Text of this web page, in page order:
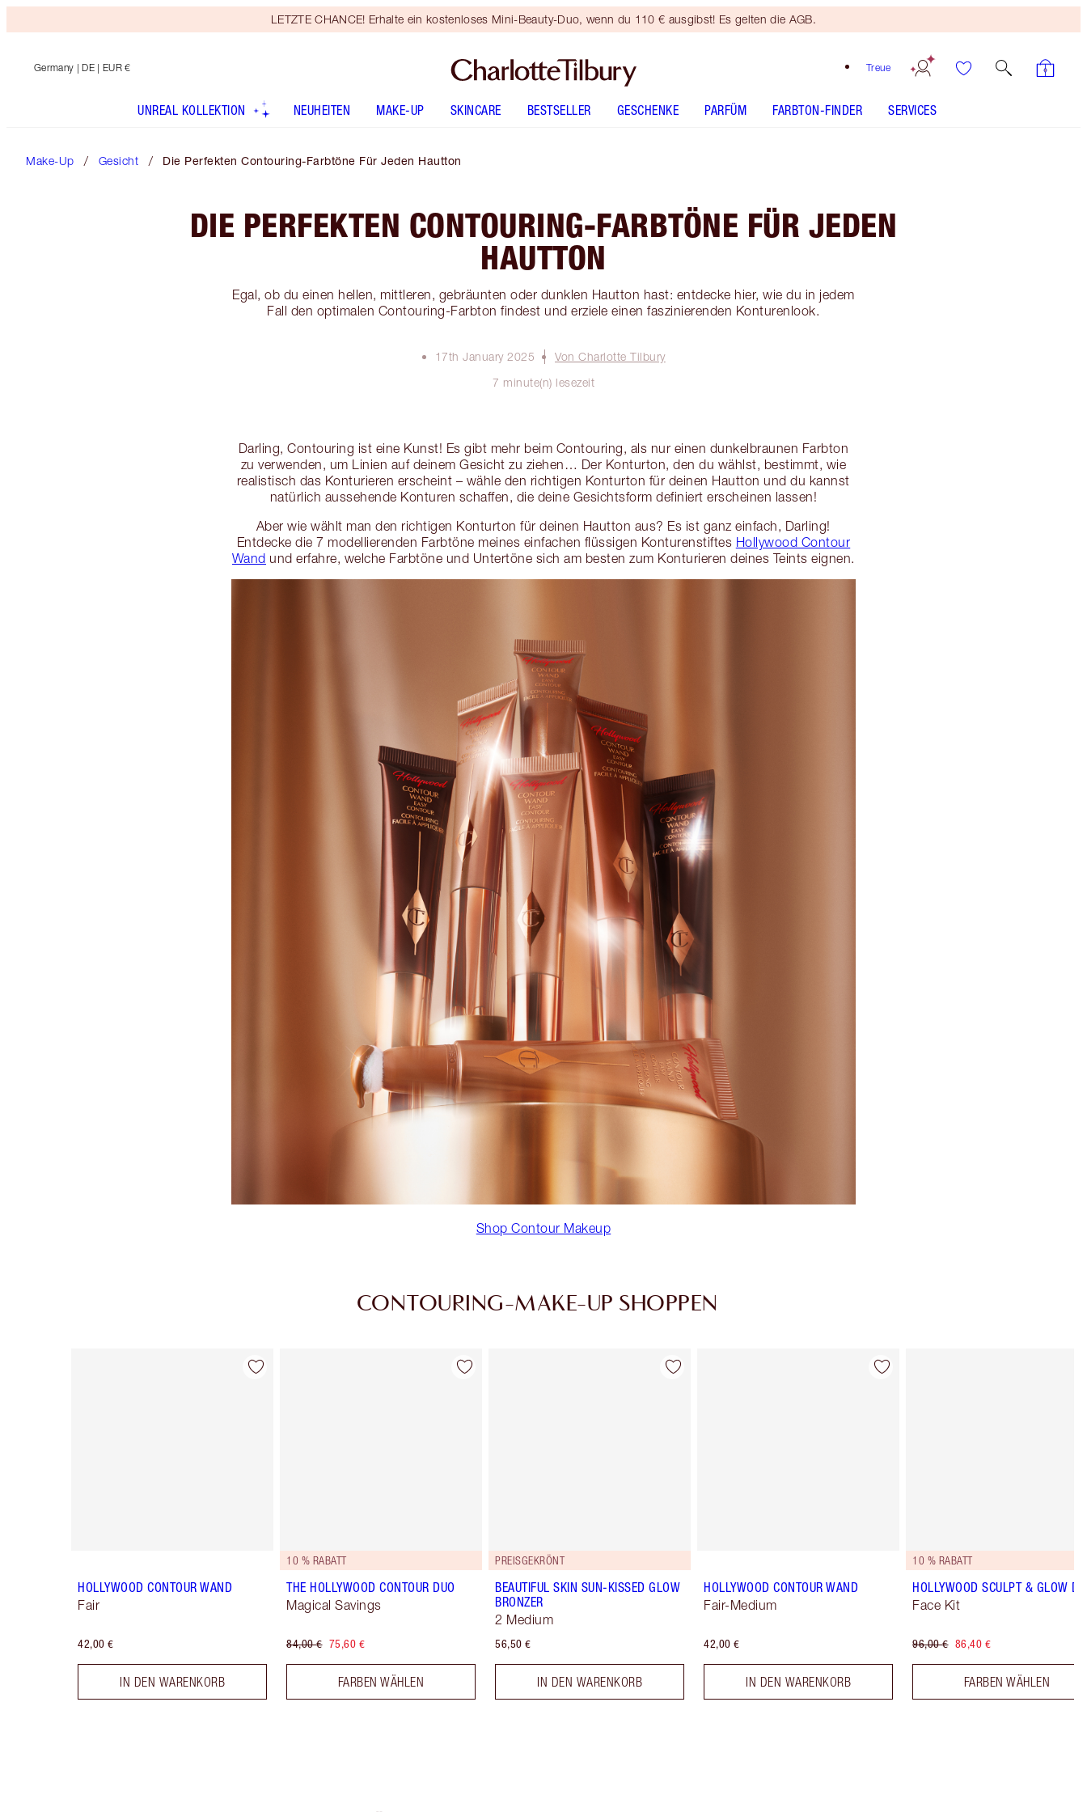
LETZTE CHANCE! Erhalte ein kostenloses Mini-Beauty-Duo, wenn du 110 € ausgibst! Es gelten die AGB.
Treue
Germany | DE | EUR €
UNREAL KOLLEKTION NEUHEITEN MAKE-UP SKINCARE BESTSELLER GESCHENKE PARFÜM FARBTON-FINDER SERVICES
Make-Up Gesicht Die Perfekten Contouring-Farbtöne Für Jeden Hautton
DIE PERFEKTEN CONTOURING-FARBTÖNE FÜR JEDEN
HAUTTON
Egal, ob du einen hellen, mittleren, gebräunten oder dunklen Hautton hast: entdecke hier, wie du in jedem
Fall den optimalen Contouring-Farbton findest und erziele einen faszinierenden Konturenlook.
17th January 2025
Von Charlotte Tilbury
7 minute(n) lesezeit
Darling, Contouring ist eine Kunst! Es gibt mehr beim Contouring, als nur einen dunkelbraunen Farbton
zu verwenden, um Linien auf deinem Gesicht zu ziehen… Der Konturton, den du wählst, bestimmt, wie
realistisch das Konturieren erscheint – wähle den richtigen Konturton für deinen Hautton und du kannst
natürlich aussehende Konturen schaffen, die deine Gesichtsform definiert erscheinen lassen!
Aber wie wählt man den richtigen Konturton für deinen Hautton aus? Es ist ganz einfach, Darling!
Entdecke die 7 modellierenden Farbtöne meines einfachen flüssigen Konturenstiftes Hollywood Contour
Wand und erfahre, welche Farbtöne und Untertöne sich am besten zum Konturieren deines Teints eignen.
Shop Contour Makeup
CONTOURING-MAKE-UP SHOPPEN
Artikel 1 von 22
HOLLYWOOD CONTOUR WAND
Fair
42,00 €
IN DEN WARENKORB
Artikel 2 von 22
10 % RABATT
THE HOLLYWOOD CONTOUR DUO
Magical Savings
84,00 € 75,60 €
FARBEN WÄHLEN
Artikel 3 von 22
PREISGEKRÖNT
BEAUTIFUL SKIN SUN-KISSED GLOW
BRONZER
2 Medium
56,50 €
IN DEN WARENKORB
Artikel 4 von 22
HOLLYWOOD CONTOUR WAND
Fair-Medium
42,00 €
IN DEN WARENKORB
10 % RABATT
HOLLYWOOD SCULPT & GLOW
Face Kit
96,00 € 86,40 €
FARBEN WÄHLEN